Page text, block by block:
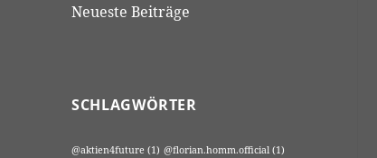
Neueste Beiträge
SCHLAGWÖRTER
@aktien4future (1) @florian.homm.official (1)